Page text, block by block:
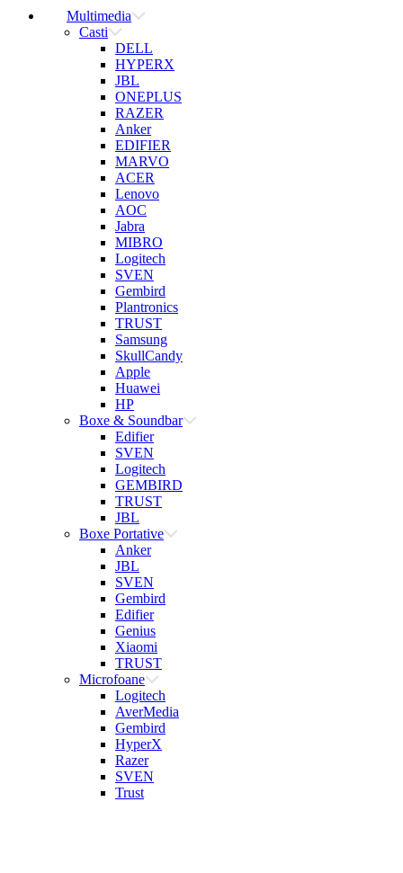
Multimedia
Casti
DELL
HYPERX
JBL
ONEPLUS
RAZER
Anker
EDIFIER
MARVO
ACER
Lenovo
AOC
Jabra
MIBRO
Logitech
SVEN
Gembird
Plantronics
TRUST
Samsung
SkullCandy
Apple
Huawei
HP
Boxe & Soundbar
Edifier
SVEN
Logitech
GEMBIRD
TRUST
JBL
Boxe Portative
Anker
JBL
SVEN
Gembird
Edifier
Genius
Xiaomi
TRUST
Microfoane
Logitech
AverMedia
Gembird
HyperX
Razer
SVEN
Trust